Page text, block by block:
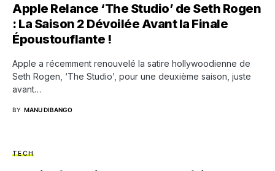
Apple Relance ‘The Studio’ de Seth Rogen
: La Saison 2 Dévoilée Avant la Finale
Époustouflante !
Apple a récemment renouvelé la satire hollywoodienne de
Seth Rogen, ‘The Studio’, pour une deuxième saison, juste
avant…
BY MANU DIBANGO
TECH